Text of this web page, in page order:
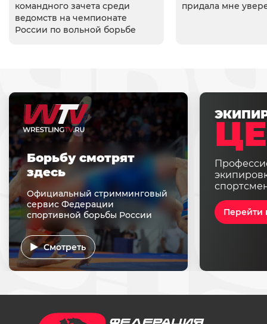
командного зачета среди
ведомств на чемпионате
России по вольной борьбе
придала мне
Перейти
Борьбу смотрят
здесь
Официальный стримминговый
сервис Федерации
спортивной борьбы России
Смотреть